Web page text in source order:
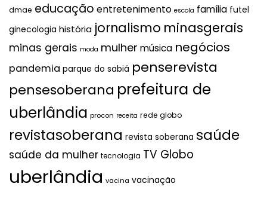
dmae educação entretenimento escola família futel
ginecologia história jornalismo minasgerais
minas gerais moda mulher música negócios
pandemia parque do sabiá penserevista
pensesoberana prefeitura de
uberlândia procon receita rede globo
revistasoberana revista soberana saúde
saúde da mulher tecnologia TV Globo
uberlândia vacina vacinação